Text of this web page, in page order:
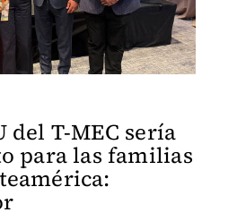
del T-MEC sería
para las familias